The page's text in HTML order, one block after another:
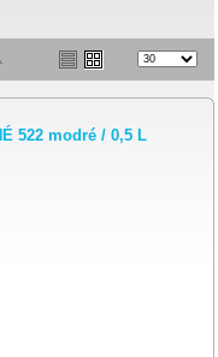
522 modré / 0,5 L